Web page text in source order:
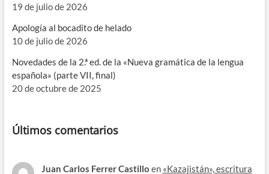
19 de julio de 2026
Apología al bocadito de helado
10 de julio de 2026
Novedades de la 2.ª ed. de la «Nueva gramática de la lengua
española» (parte VII, final)
20 de octubre de 2025
Últimos comentarios
Juan Carlos Ferrer Castillo en «Kazajistán», escritura